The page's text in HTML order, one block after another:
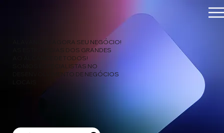
ALAVANQUE AGORA SEU NEGÓCIO!
AS ESTRATÉGIAS DOS GRANDES
AO ALCANCE DE TODOS!
SOMOS ESPECIALISTAS NO
DESENVOLVIMENTO DE NEGÓCIOS